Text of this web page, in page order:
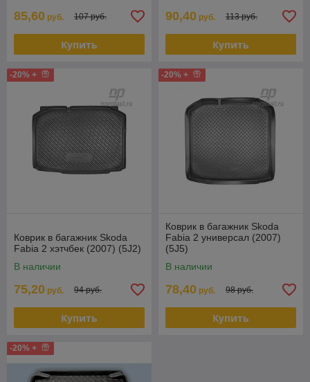
85,60 руб. 107 руб.
Купить
90,40 руб. 113 руб.
Купить
-20% +
Коврик в багажник Skoda
Fabia 2 хэтчбек (2007) (5J2)
В наличии
75,20 руб. 94 руб.
Купить
-20% +
Коврик в багажник Skoda
Fabia 2 универсал (2007)
(5J5)
В наличии
78,40 руб. 98 руб.
Купить
-20% +